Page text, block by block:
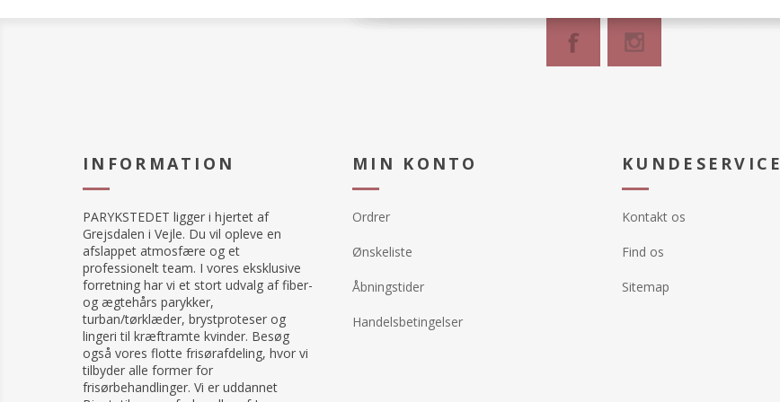
INFORMATION
PARYKSTEDET ligger i hjertet af
Grejsdalen i Vejle. Du vil opleve en
afslappet atmosfære og et
professionelt team. I vores eksklusive
forretning har vi et stort udvalg af fiber-
og ægtehårs parykker,
turban/tørklæder, brystproteser og
lingeri til kræftramte kvinder. Besøg
også vores flotte frisørafdeling, hvor vi
tilbyder alle former for
frisørbehandlinger. Vi er uddannet
MIN KONTO
Ordrer
Ønskeliste
Åbningstider
Handelsbetingelser
KUNDESERVICE
Kontakt os
Find os
Sitemap